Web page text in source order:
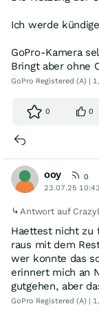
Ich werde
GoPro-Kamera
Bringt aber ohne
GoPro Registered (A) |
0 0
ooy
0
23.07.25
Antwort auf
Haettest nicht zu
raus mit dem
wer konnte das
erinnert mich an
gutgehen, aber
GoPro Registered (A) |